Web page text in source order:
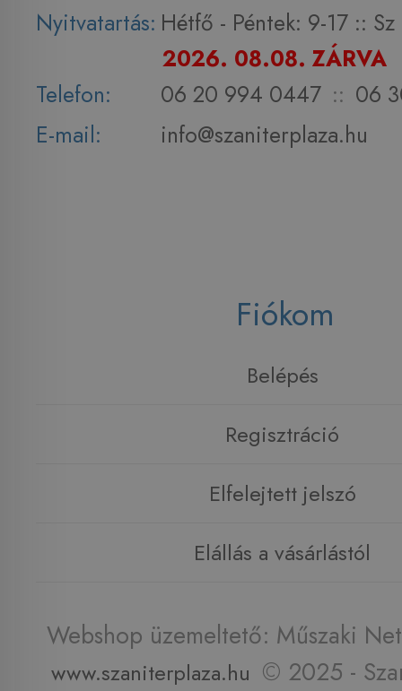
Nyitvatartás: Hétfő - Péntek: 9-17 :: Sz
2026. 08.08. ZÁRVA
Telefon:
06 20 994 0447 :: 06
E-mail:
info@szaniterplaza.hu
Fiókom
Belépés
Regisztráció
Elfelejtett jelszó
Elállás a vásárlástól
Webshop üzemeltető: Műszaki
www.szaniterplaza.hu © 2025 -